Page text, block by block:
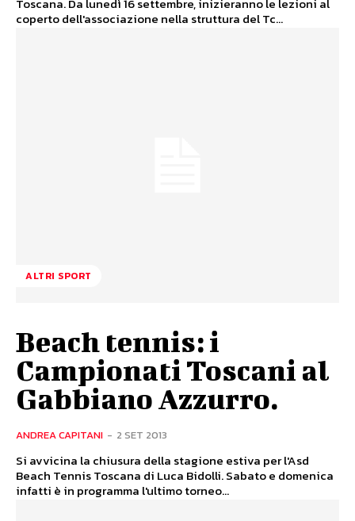
coperto dell'associazione nella struttura del Tc...
ALTRI SPORT
Beach tennis: i
Campionati Toscani al
Gabbiano Azzurro.
ANDREA CAPITANI - 2 SET 2013
Si avvicina la chiusura della stagione estiva per l'Asd
Beach Tennis Toscana di Luca Bidolli. Sabato e domenica
infatti è in programma l'ultimo torneo...